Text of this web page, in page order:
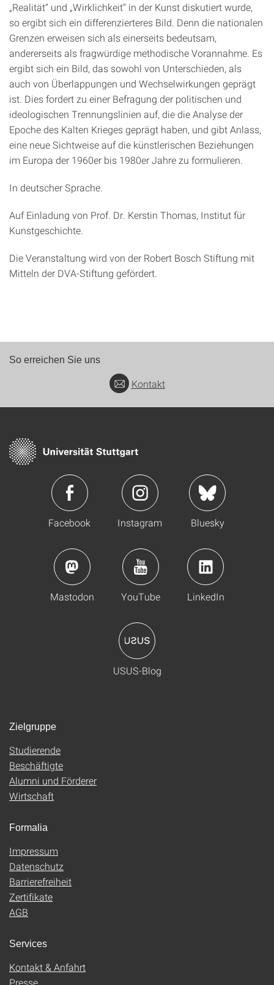
„Realität“ und „Wirklichkeit“ in der Kunst diskutiert wurde,
so ergibt sich ein differenzierteres Bild. Denn die nationalen
Grenzen erweisen sich als einerseits bedeutsam,
andererseits als fragwürdige methodische Vorannahme. Es
ergibt sich ein Bild, das sowohl von Unterschieden, als
auch von Überlappungen und Wechselwirkungen geprägt
ist. Dies fordert zu einer Befragung der politischen und
ideologischen Trennungslinien auf, die die Analyse der
Epoche des Kalten Krieges geprägt haben, und gibt Anlass,
eine neue Sichtweise auf die künstlerischen Beziehungen
im Europa der 1960er bis 1980er Jahre zu formulieren.
In deutscher Sprache.
Auf Einladung von Prof. Dr. Kerstin Thomas, Institut für
Kunstgeschichte.
Die Veranstaltung wird von der Robert Bosch Stiftung mit
Mitteln der DVA-Stiftung gefördert.
So erreichen Sie uns
Kontakt
Facebook Instagram Bluesky
Mastodon YouTube LinkedIn
USUS-Blog
Zielgruppe
Studierende
Beschäftigte
Alumni und Förderer
Wirtschaft
Formalia
Impressum
Datenschutz
Barrierefreiheit
Zertifikate
AGB
Services
Kontakt & Anfahrt
Presse